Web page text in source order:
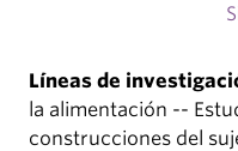
Líneas de
la alimentación --
construcciones del